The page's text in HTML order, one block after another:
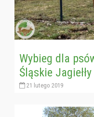
Wybieg dla
Śląskie
21 lutego 2019